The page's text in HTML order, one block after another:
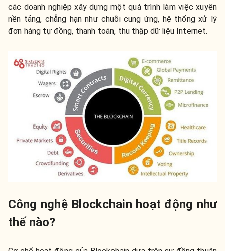
các doanh nghiệp xây dựng một quá trình làm việc xuyên
nền tảng, chẳng hạn như chuỗi cung ứng, hệ thống xử lý
đơn hàng tự đồng, thanh toán, thu thập dữ liệu Internet.
Công nghệ Blockchain hoạt động như
thế nào?